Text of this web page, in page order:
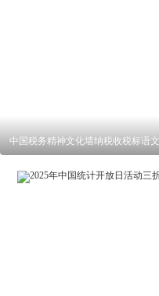
中国税务精神文化墙纳税收税标语